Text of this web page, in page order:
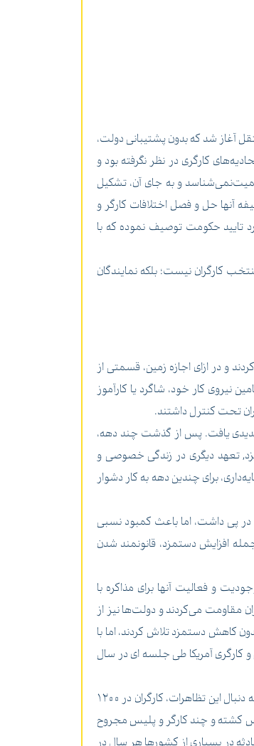
مستقل آغاز شد که بدون پشتیبانی دولت،
قانونی برای تشکیل اتحادیه‌های کارگری در نظر نگرفته بود و
و به جای آن، تشکیل
کرده است. کارکرد این شوراها بر پایه قانون شورای اسلامی کار مصوب 1363 است که وظیفه آنها حل و فصل اختلافات کارگر و
تایید حکومت توصیف نموده که با
تشکیل شود، منحصر به نمایندگان منتخب کارگران نیست؛ بلکه نمایندگان
و در ازای اجازه زمین، قسمتی از
نیروی کار خود، شاگرد یا کارآموز
تحت کنترل داشتند.
جدیدی یافت. پس از گذشت چند دهه،
تعهد دیگری در زندگی خصوصی و
برای چندین دهه به کار دشوار
نیروی کار بیشتر را در پی داشت، اما باعث کمبود نسبی
برای بهبود شرایط کار، از جمله افزایش دستمزد، قانونمند شدن
و فعالیت آنها برای مذاکره با
مقاومت می‌کردند و دولت‌ها نیز از
میلادی، اتحادیه‌های کارگری آمریکا برای تصویب قوانینی برای کاهش ساعات از 10 ساعت به 8 ساعت، بدون کاهش دستمزد تلاش کردند، اما با
و کارگری آمریکا طی جلسه ای در سال
اولین روز ماه می سال 1886 در آمریکا، کارگران با عملی نشدن بهبود شرایط کار و عدم کاهش ساعت کاری به 8 ساعت، در خیابان‌ها تجمع کردند. به دنبال این تظاهرات، کارگران در 1200
مأمور پلیس کشته و چند کارگر و پلیس مجروح
در بسیاری از کشورها هر سال در